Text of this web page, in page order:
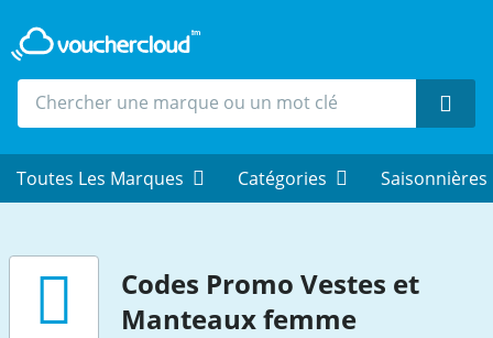
Toutes Les Marques Catégories Saisonnières
Codes Promo Vestes et
Manteaux femme